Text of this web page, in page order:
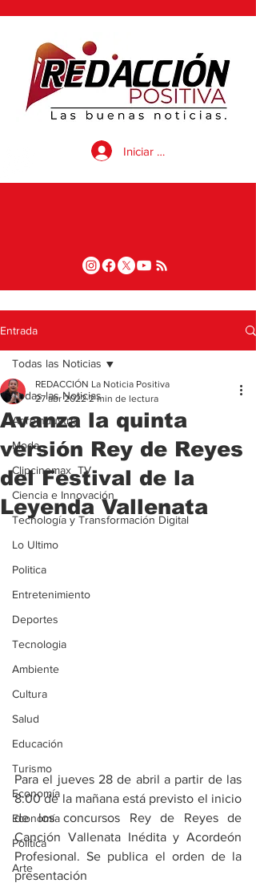
Iniciar sesión
Entrada
Todas las Noticias
Agroindustria
Moda
Clipcinemax_TV
Ciencia e Innovación
Tecnología y Transformación Digital
Lo Ultimo
Politica
Entretenimiento
Deportes
Tecnologia
Ambiente
Cultura
Salud
Educación
Turismo
Economía
Economía
Política
Arte
Todas las Noticias
Avanza la quinta
versión Rey de Reyes
del Festival de la
Leyenda Vallenata
REDACCIÓN La Noticia Positiva
27 abr 2022 2 min de lectura
Para el jueves 28 de abril a partir de las
8:00 de la mañana está previsto el inicio
de los concursos Rey de Reyes de
Canción Vallenata Inédita y Acordeón
Profesional. Se publica el orden de la
presentación